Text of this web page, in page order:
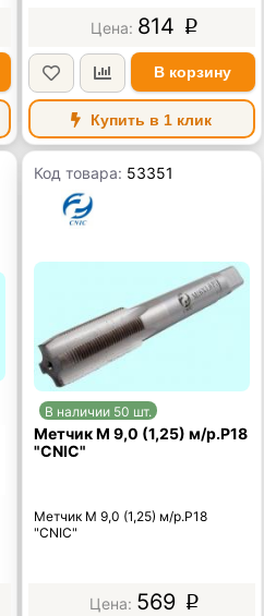
814 p
В корзину
Купить в 1 клик
Код товара: 53351
В наличии 50 шт.
Метчик М 9,0 (1,25) м/р.Р18
"CNIC"
Метчик М 9,0 (1,25) м/р.Р18
"CNIC"
569 p